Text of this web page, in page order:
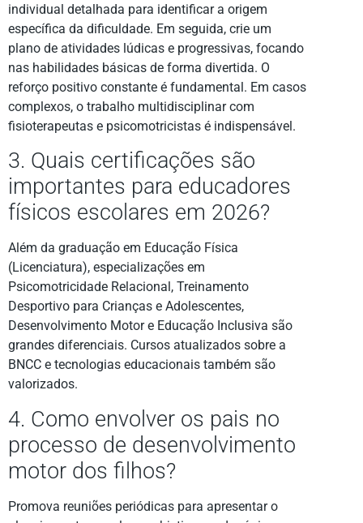
individual detalhada para identificar a origem
específica da dificuldade. Em seguida, crie um
plano de atividades lúdicas e progressivas, focando
nas habilidades básicas de forma divertida. O
reforço positivo constante é fundamental. Em casos
complexos, o trabalho multidisciplinar com
fisioterapeutas e psicomotricistas é indispensável.
3. Quais certificações são
importantes para educadores
físicos escolares em 2026?
Além da graduação em Educação Física
(Licenciatura), especializações em
Psicomotricidade Relacional, Treinamento
Desportivo para Crianças e Adolescentes,
Desenvolvimento Motor e Educação Inclusiva são
grandes diferenciais. Cursos atualizados sobre a
BNCC e tecnologias educacionais também são
valorizados.
4. Como envolver os pais no
processo de desenvolvimento
motor dos filhos?
Promova reuniões periódicas para apresentar o